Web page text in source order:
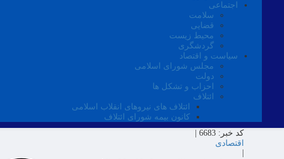
اجتماعی
سلامت
قضایی
محیط زیست
گردشگری
سیاست و اقتصاد
مجلس شورای اسلامی
دولت
احزاب و تشکل ها
ائتلاف
ائتلاف های نیروهای انقلاب اسلامی
کانون بیمه شورای ائتلاف
کد خبر: 6683 |
اقتصادی